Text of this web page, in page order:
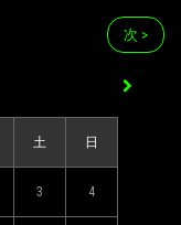
次 >
土 日
3 4